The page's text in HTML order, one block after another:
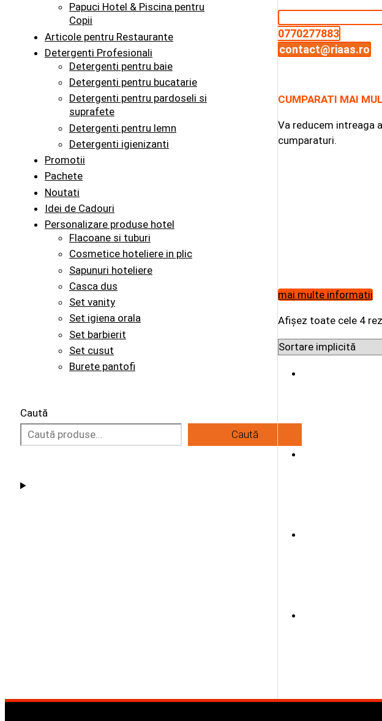
Papuci Hotel & Piscina pentru
Copii
Articole pentru Restaurante
Detergenti Profesionali
Detergenti pentru baie
Detergenti pentru bucatarie
Detergenti pentru pardoseli si
suprafete
Detergenti pentru lemn
Detergenti igienizanti
Promotii
Pachete
Noutati
Idei de Cadouri
Personalizare produse hotel
Flacoane si tuburi
Cosmetice hoteliere in plic
Sapunuri hoteliere
Casca dus
Set vanity
Set igiena orala
Set barbierit
Set cusut
Burete pantofi
Caută
Caută
0770277883
contact@riaas.ro
CUMPARATI MAI
Va reducem intreaga
cumparaturi.
mai multe informatii
Afișez toate cele 4